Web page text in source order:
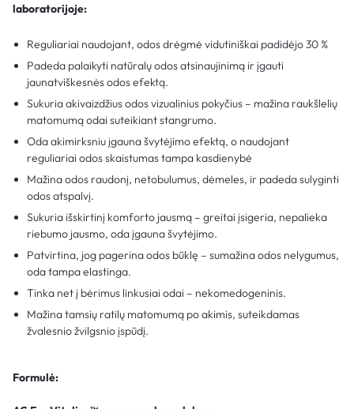
laboratorijoje:
Reguliariai naudojant, odos drėgmė vidutiniškai padidėjo 30 %
Padeda palaikyti natūralų odos atsinaujinimą ir įgauti
jaunatviškesnės odos efektą.
Sukuria akivaizdžius odos vizualinius pokyčius – mažina raukšlelių
matomumą odai suteikiant stangrumo.
Oda akimirksniu įgauna švytėjimo efektą, o naudojant
reguliariai odos skaistumas tampa kasdienybė
Mažina odos raudonį, netobulumus, dėmeles, ir padeda sulyginti
odos atspalvį.
Sukuria išskirtinį komforto jausmą – greitai įsigeria, nepalieka
riebumo jausmo, oda įgauna švytėjimo.
Patvirtina, jog pagerina odos būklę – sumažina odos nelygumus,
oda tampa elastinga.
Tinka net į bėrimus linkusiai odai – nekomedogeninis.
Mažina tamsių ratilų matomumą po akimis, suteikdamas
žvalesnio žvilgsnio įspūdį.
Formulė: